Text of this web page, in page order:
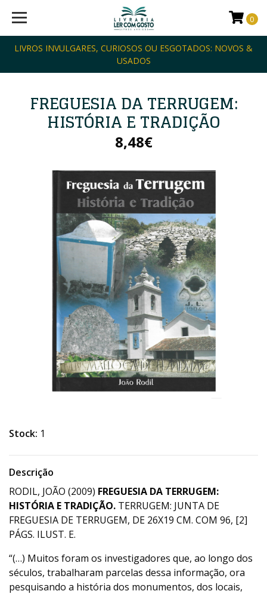
LIVROS INVULGARES, CURIOSOS OU ESGOTADOS: NOVOS &
USADOS
0
FREGUESIA DA TERRUGEM:
HISTÓRIA E TRADIÇÃO
8,48€
Stock: 1
Descrição
RODIL, JOÃO (2009) FREGUESIA DA TERRUGEM:
HISTÓRIA E TRADIÇÃO. TERRUGEM: JUNTA DE
FREGUESIA DE TERRUGEM, DE 26X19 CM. COM 96, [2]
PÁGS. ILUST. E.
“(…) Muitos foram os investigadores que, ao longo dos
séculos, trabalharam parcelas dessa informação, ora
pesquisando a história dos monumentos, dos locais,